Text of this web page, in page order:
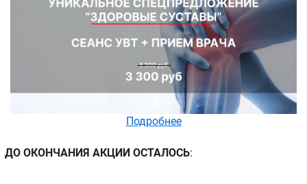
Подробнее
ДО ОКОНЧАНИЯ АКЦИИ ОСТАЛОСЬ: